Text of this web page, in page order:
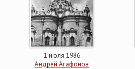
1 июля 1986
Андрей Агафонов